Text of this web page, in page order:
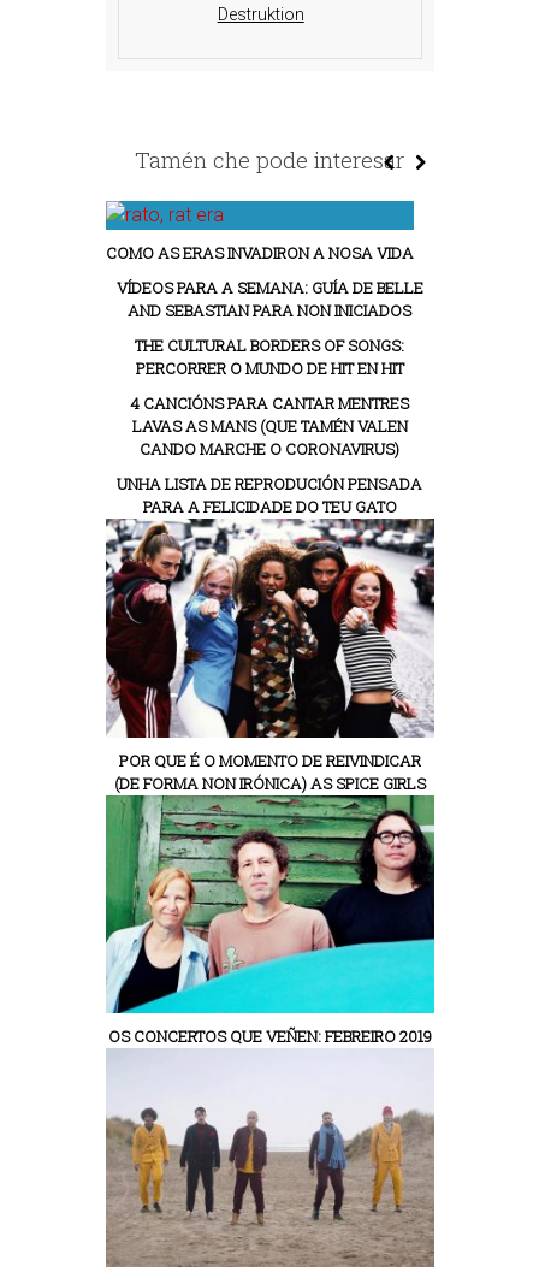
Destruktion
Tamén che pode interesar
COMO AS ERAS INVADIRON A NOSA VIDA
VÍDEOS PARA A SEMANA: GUÍA DE BELLE
AND SEBASTIAN PARA NON INICIADOS
THE CULTURAL BORDERS OF SONGS:
PERCORRER O MUNDO DE HIT EN HIT
4 CANCIÓNS PARA CANTAR MENTRES
LAVAS AS MANS (QUE TAMÉN VALEN
CANDO MARCHE O CORONAVIRUS)
UNHA LISTA DE REPRODUCIÓN PENSADA
PARA A FELICIDADE DO TEU GATO
POR QUE É O MOMENTO DE REIVINDICAR
(DE FORMA NON IRÓNICA) AS SPICE GIRLS
OS CONCERTOS QUE VEÑEN: FEBREIRO 2019